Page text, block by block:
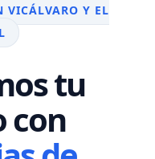
VICÁLVARO Y EL
tu
con